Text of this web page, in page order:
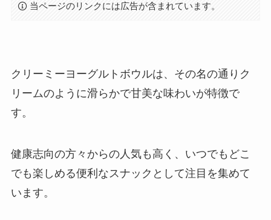
当ページのリンクには広告が含まれています。
クリーミーヨーグルトボウルは、その名の通りク
リームのように滑らかで甘美な味わいが特徴で
す。
健康志向の方々からの人気も高く、いつでもどこ
でも楽しめる便利なスナックとして注目を集めて
います。